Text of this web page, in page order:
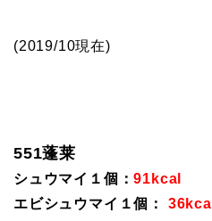
(2019/10現在)
551蓬莱
シュウマイ１個：91kcal
エビシュウマイ１個：
36kcal